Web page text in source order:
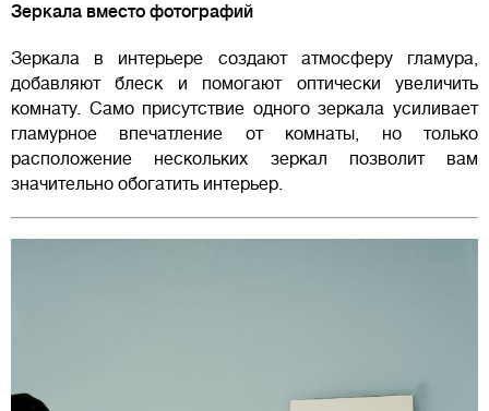
Зеркала вместо фотографий
Зеркала в интерьере создают атмосферу гламура,
добавляют блеск и помогают оптически увеличить
комнату. Само присутствие одного зеркала усиливает
гламурное впечатление от комнаты, но только
расположение нескольких зеркал позволит вам
значительно обогатить интерьер.